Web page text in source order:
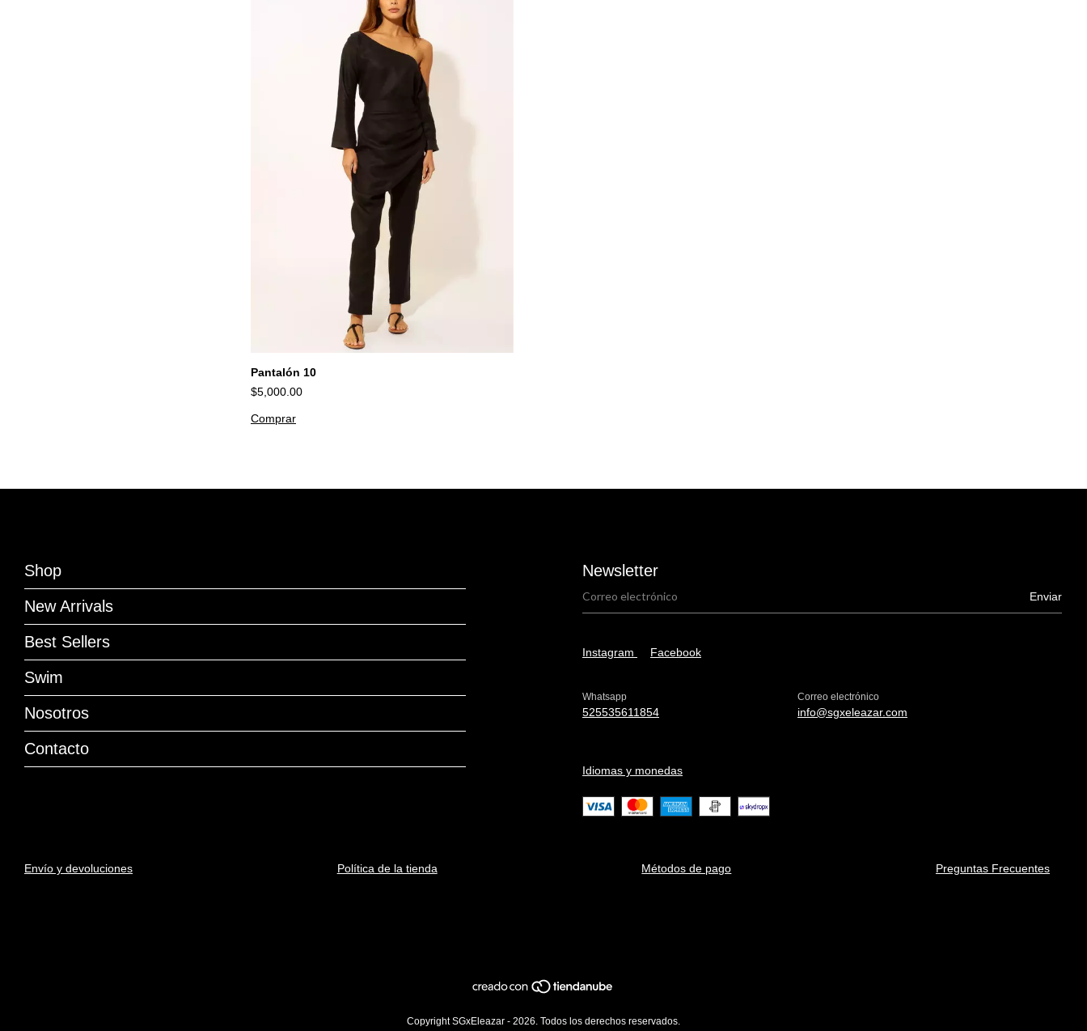
Pantalón 10
$5,000.00
Comprar
Shop
New Arrivals
Best Sellers
Swim
Nosotros
Contacto
Newsletter
Instagram Facebook
Whatsapp
525535611854
Correo electrónico
info@sgxeleazar.com
Idiomas y monedas
Envío y devoluciones Política de la tienda Métodos de pago Preguntas Frecuentes
Copyright SGxEleazar - 2026. Todos los derechos reservados.